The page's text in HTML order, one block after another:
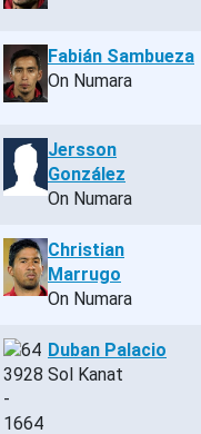
Fabián Sambueza
On Numara
Jersson
González
On Numara
Christian
Marrugo
On Numara
Duban Palacio
Sol Kanat